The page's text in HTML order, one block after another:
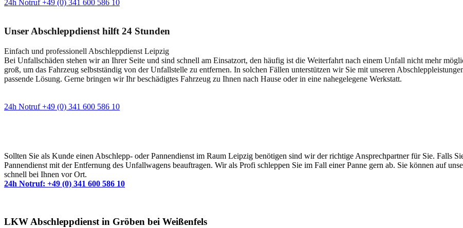
24h Notruf +49 (0) 341 600 586 10
Unser Abschleppdienst hilft 24 Stunden
Einfach und professionell Abschleppdienst Leipzig
Bei Unfallschäden stehen wir an Ihrer Seite und sind schnell am Einsatzort, den häufig ist die Weiterfahrt nach einem Unfall nicht mehr
groß, um das Fahrzeug selbstständig von der Unfallstelle zu entfernen. In solchen Fällen unterstützen wir Sie mit unseren
passende Lösung. Gerne bringen wir Ihr beschädigtes Fahrzeug zu Ihnen nach Hause oder in eine nahegelegene Werkstatt.
24h Notruf +49 (0) 341 600 586 10
Sollten Sie als Kunde einen Abschlepp- oder Pannendienst im Raum Leipzig benötigen sind wir der richtige Ansprechpartner für Sie. Falls
Pannendienst mit der Entfernung des Unfallwagens beauftragen. Wir als Profi schleppen Sie im Fall einer Panne gern ab. Sie können auf
schnell bei Ihnen vor Ort.
24h Notruf: +49 (0) 341 600 586 10
LKW Abschleppdienst in Gröben bei Weißenfels